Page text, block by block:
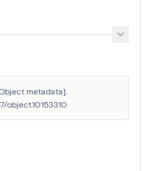
metadata].
object.10153310